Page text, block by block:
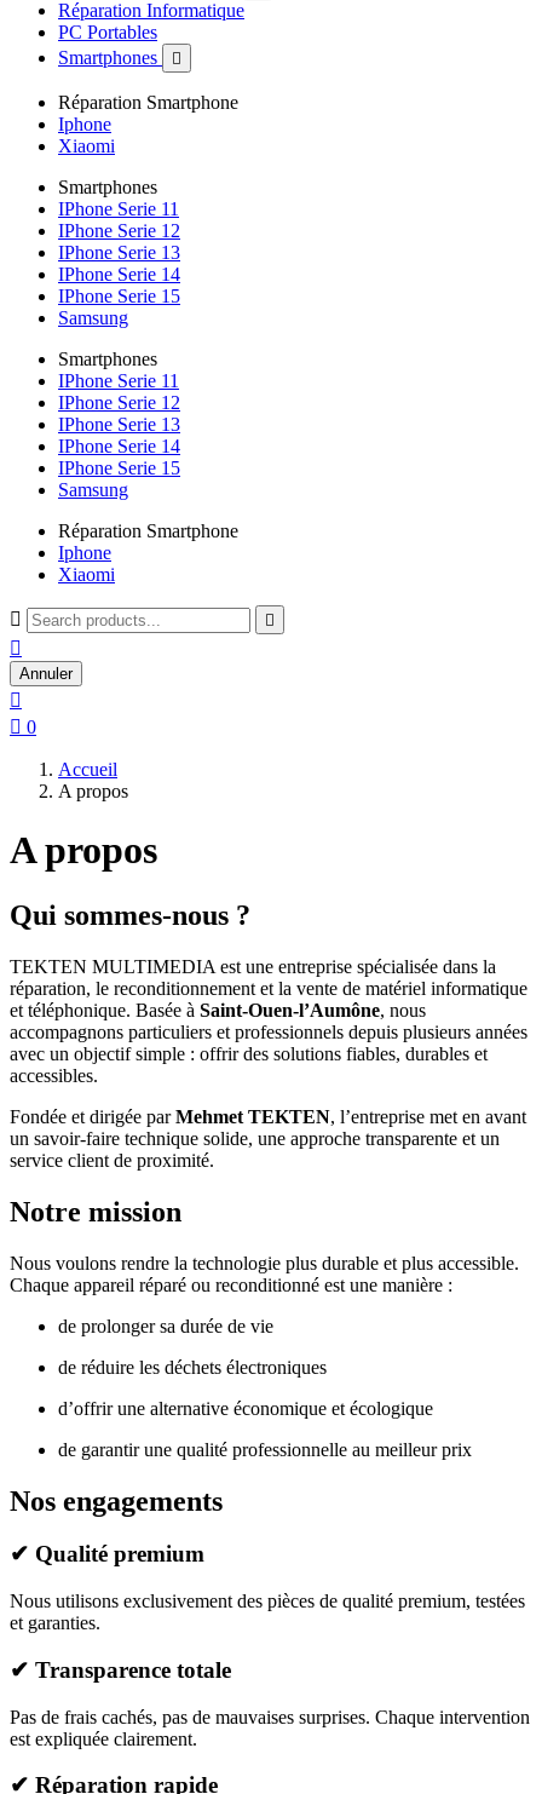
Réparation Informatique
PC Portables
Smartphones

Réparation Smartphone
Iphone
Xiaomi
Smartphones
IPhone Serie 11
IPhone Serie 12
IPhone Serie 13
IPhone Serie 14
IPhone Serie 15
Samsung
Smartphones
IPhone Serie 11
IPhone Serie 12
IPhone Serie 13
IPhone Serie 14
IPhone Serie 15
Samsung
Réparation Smartphone
Iphone
Xiaomi
 

Annuler

 0
Accueil
A propos
A propos
Qui sommes‑nous ?
TEKTEN MULTIMEDIA est une entreprise spécialisée dans la
réparation, le reconditionnement et la vente de matériel informatique
et téléphonique. Basée à Saint‑Ouen‑l’Aumône, nous
accompagnons particuliers et professionnels depuis plusieurs années
avec un objectif simple : offrir des solutions fiables, durables et
accessibles.
Fondée et dirigée parMehmet TEKTEN, l’entreprise met en avant
un savoir‑faire technique solide, une approche transparente et un
service client de proximité.
Notre mission
Nous voulons rendre la technologie plus durable et plus accessible.
Chaque appareil réparé ou reconditionné est une manière :
de prolonger sa durée de vie
de réduire les déchets électroniques
d’offrir une alternative économique et écologique
de garantir une qualité professionnelle au meilleur prix
Nos engagements
✔ Qualité premium
Nous utilisons exclusivement des pièces de qualité premium, testées
et garanties.
✔ Transparence totale
Pas de frais cachés, pas de mauvaises surprises. Chaque intervention
est expliquée clairement.
✔ Réparation rapide